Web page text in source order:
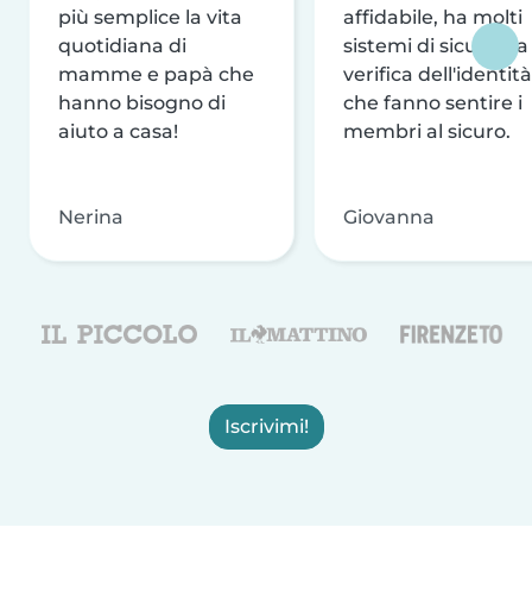
più semplice la vita
quotidiana di
mamme e papà che
hanno bisogno di
aiuto a casa!
Nerina
affidabile, ha molti
sistemi di sicurezza
verifica dell'identità
che fanno sentire i
membri al sicuro.
Giovanna
Iscrivimi!